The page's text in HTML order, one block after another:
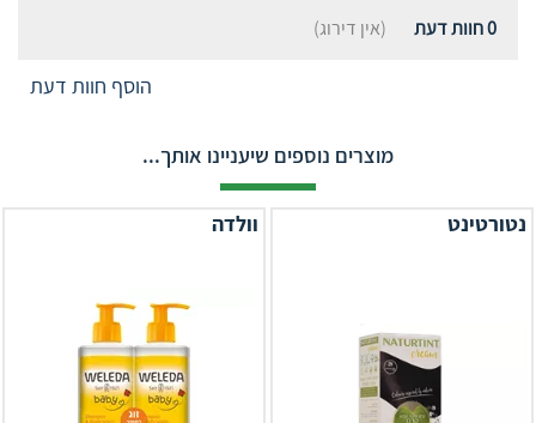
0חוות דעת (אין דירוג)
הוסף חוות דעת
מוצרים נוספים שיעניינו אותך...
נטורטינט וולדה